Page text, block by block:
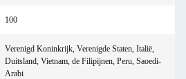
100
Verenigd Koninkrijk, Verenigde Staten, Italië,
Duitsland, Vietnam, de Filipijnen, Peru, Saoedi-
Arabi